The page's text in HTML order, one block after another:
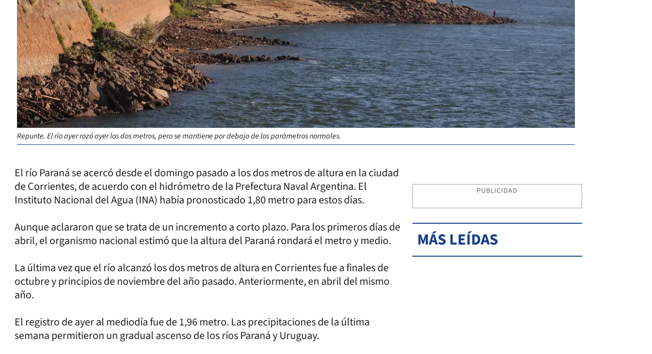
Repunte. El río ayer rozó ayer los dos metros, pero se mantiene por debajo de los parámetros normales.
El río Paraná se acercó desde el domingo pasado a los dos metros de altura en la ciudad
de Corrientes, de acuerdo con el hidrómetro de la Prefectura Naval Argentina. El
Instituto Nacional del Agua (INA) había pronosticado 1,80 metro para estos días.
Aunque aclararon que se trata de un incremento a corto plazo. Para los primeros días de
abril, el organismo nacional estimó que la altura del Paraná rondará el metro y medio.
La última vez que el río alcanzó los dos metros de altura en Corrientes fue a finales de
octubre y principios de noviembre del año pasado. Anteriormente, en abril del mismo
año.
El registro de ayer al mediodía fue de 1,96 metro. Las precipitaciones de la última
semana permitieron un gradual ascenso de los ríos Paraná y Uruguay.
PUBLICIDAD
MÁS LEÍDAS